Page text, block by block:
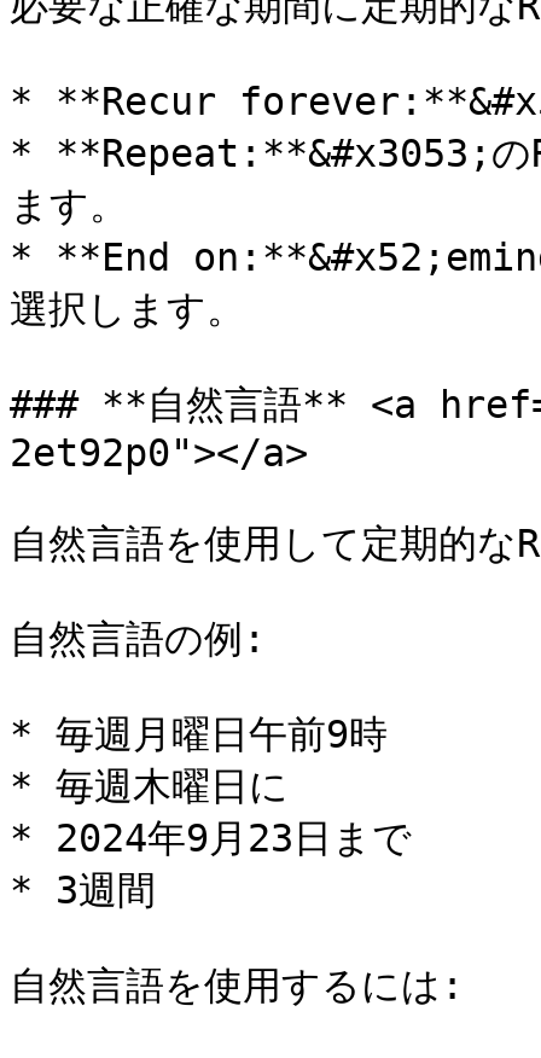
* **Recur
* **Repeat:**&#x3053;の
ます。
* **End
選択します。
### **自然言語** <a
2et92p0"></a>
自然言語を使用して定期的
自然言語の例:
* 毎週月曜日午前9時
* 毎週木曜日に
* 2024年9月23日まで
* 3週間
自然言語を使用するには: